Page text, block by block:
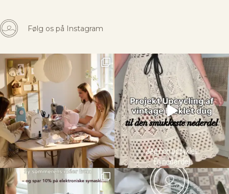
Følg os på Instagram